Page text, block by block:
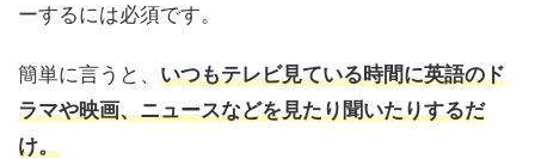
ーするには必須です。
簡単に言うと、 いつもテレビ見ている時間に英語のド
ラマや映画、ニュースなどを見たり聞いたりするだ
け。